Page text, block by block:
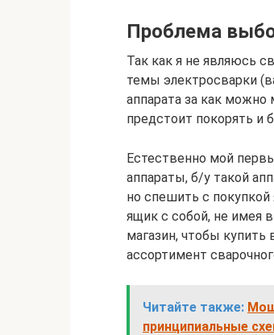
Проблема
Так как я не являюсь
темы электросварки
аппарата за как
предстоит покорять и
Естественно мой
аппараты, б/у такой
но спешить с покупкой
ящик с собой, не имея
магазин, чтобы
ассортимент
Читайте также:
принципиальные